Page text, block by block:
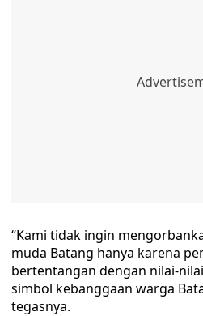
“Kami tidak ingin
muda Batang hanya karena
bertentangan dengan nilai-
simbol kebanggaan warga
tegasnya.